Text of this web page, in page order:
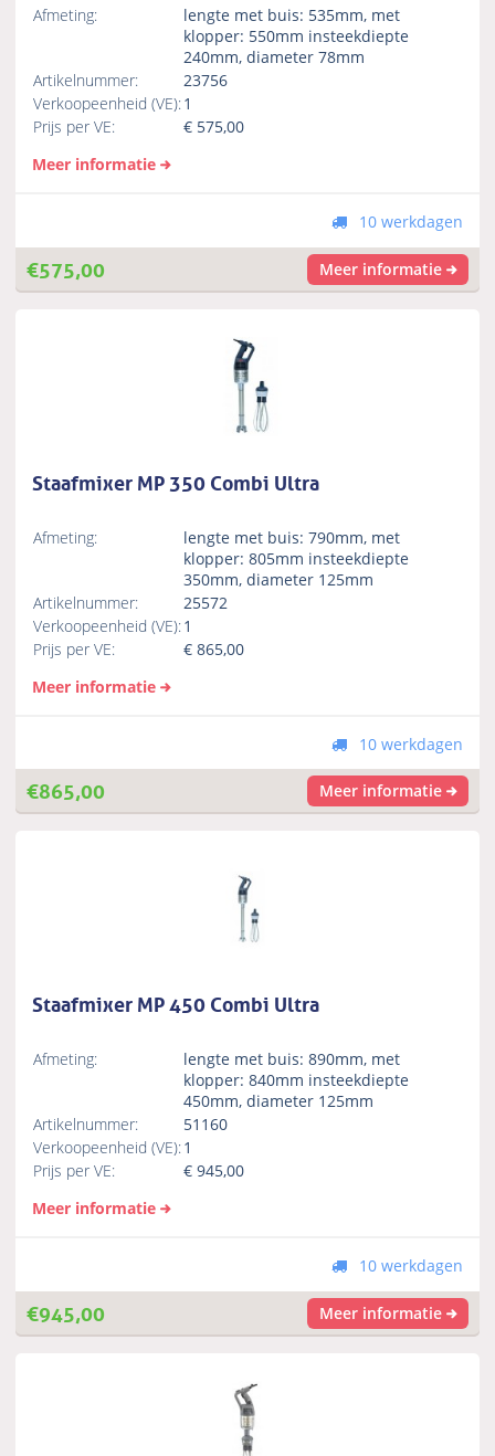
Afmeting:
lengte met buis: 535mm, met
klopper: 550mm insteekdiepte
240mm, diameter 78mm
Artikelnummer:
23756
Verkoopeenheid (VE):1
Prijs per VE:
€ 575,00
Meer informatie
10 werkdagen
€575,00 Meer informatie
Staafmixer MP 350 Combi Ultra
Afmeting:
lengte met buis: 790mm, met
klopper: 805mm insteekdiepte
350mm, diameter 125mm
Artikelnummer:
25572
Verkoopeenheid (VE):1
Prijs per VE:
€865,00
Meer informatie
10 werkdagen
€865,00 Meer informatie
Staafmixer MP 450 Combi Ultra
Afmeting:
lengte met buis: 890mm, met
klopper: 840mm insteekdiepte
450mm, diameter 125mm
Artikelnummer:
51160
Verkoopeenheid (VE):1
Prijs per VE:
€945,00
Meer informatie
10 werkdagen
€945,00 Meer informatie